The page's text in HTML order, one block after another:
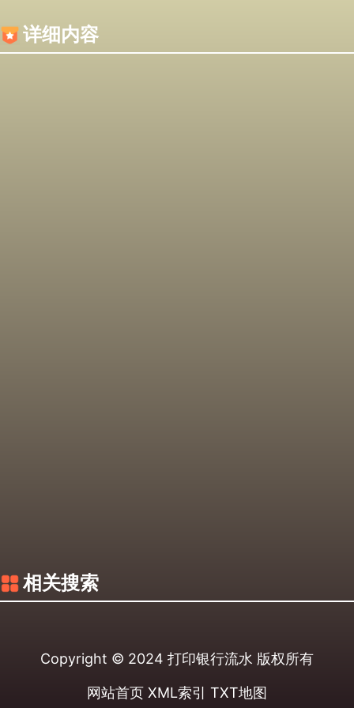
详细内容
相关搜索
Copyright © 2024 打印银行流水 版权所有
网站首页 XML索引 TXT地图